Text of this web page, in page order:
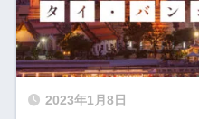
2023年1月8日